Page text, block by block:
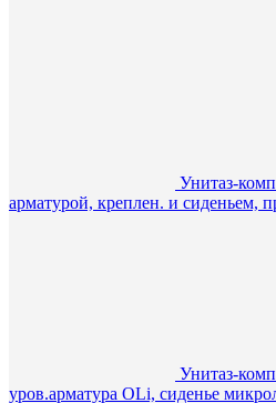
Унитаз-
арматурой, креплен. и сиденьем,
Унитаз-
уров.арматура OLi, сиденье